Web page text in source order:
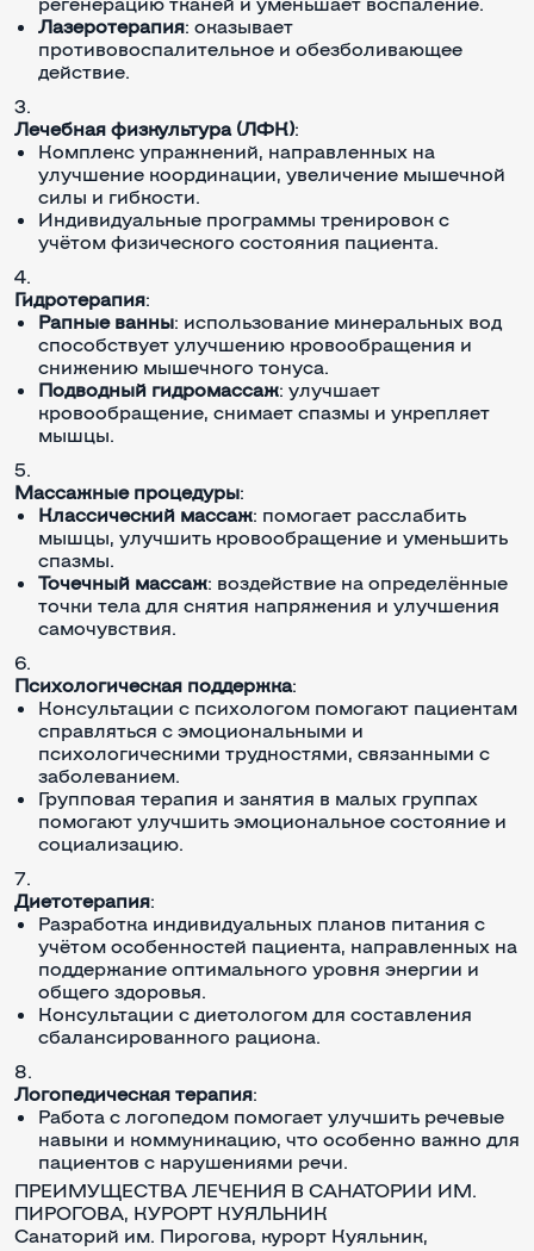
Лазеротерапия: оказывает
противовоспалительное и обезболивающее
действие.
Лечебная физкультура (ЛФК):
Комплекс упражнений, направленных на
улучшение координации, увеличение мышечной
силы и гибкости.
Индивидуальные программы тренировок с
учётом физического состояния пациента.
Гидротерапия:
Рапные ванны: использование минеральных вод
способствует улучшению кровообращения и
снижению мышечного тонуса.
Подводный гидромассаж: улучшает
кровообращение, снимает спазмы и укрепляет
мышцы.
Массажные процедуры:
Классический массаж: помогает расслабить
мышцы, улучшить кровообращение и уменьшить
спазмы.
Точечный массаж: воздействие на определённые
точки тела для снятия напряжения и улучшения
самочувствия.
Психологическая поддержка:
Консультации с психологом помогают пациентам
справляться с эмоциональными и
психологическими трудностями, связанными с
заболеванием.
Групповая терапия и занятия в малых группах
помогают улучшить эмоциональное состояние и
социализацию.
Диетотерапия:
Разработка индивидуальных планов питания с
учётом особенностей пациента, направленных на
поддержание оптимального уровня энергии и
общего здоровья.
Консультации с диетологом для составления
сбалансированного рациона.
Логопедическая терапия:
Работа с логопедом помогает улучшить речевые
навыки и коммуникацию, что особенно важно для
пациентов с нарушениями речи.
ПРЕИМУЩЕСТВА ЛЕЧЕНИЯ В САНАТОРИИ ИМ.
ПИРОГОВА, КУРОРТ КУЯЛЬНИК
Санаторий им. Пирогова, курорт Куяльник,